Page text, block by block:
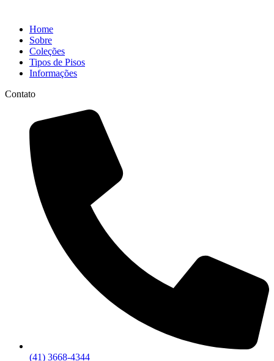
Home
Sobre
Coleções
Tipos de Pisos
Informações
Contato
(41) 3668-4344